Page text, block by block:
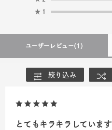
★ 1
ユーザーレビュー(1)
絞り込み
とてもキラキラしています